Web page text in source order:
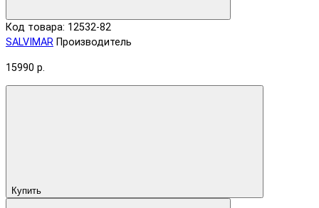
Код товара: 12532-82
SALVIMAR Производитель
15990 р.
Купить